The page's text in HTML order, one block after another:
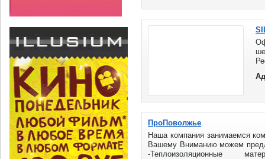
ПроПоволжье
Наша компания занимаемся
Вашему Вниманию можем
-Теплоизоляционные